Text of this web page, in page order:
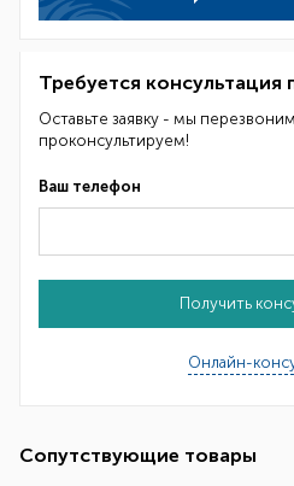
Требуется консультация
Оставьте заявку - мы
проконсультируем!
Ваш телефон
Получить
Онлайн-
Сопутствующие товары